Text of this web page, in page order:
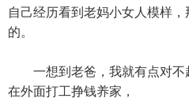
自己经历看到老妈小女人模样
的。
一想到老爸，我就有点对不
在外面打工挣钱养家，